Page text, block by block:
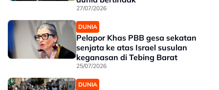
27/07/2026
DUNIA
Pelapor Khas PBB gesa sekatan
senjata ke atas Israel susulan
keganasan di Tebing Barat
25/07/2026
DUNIA